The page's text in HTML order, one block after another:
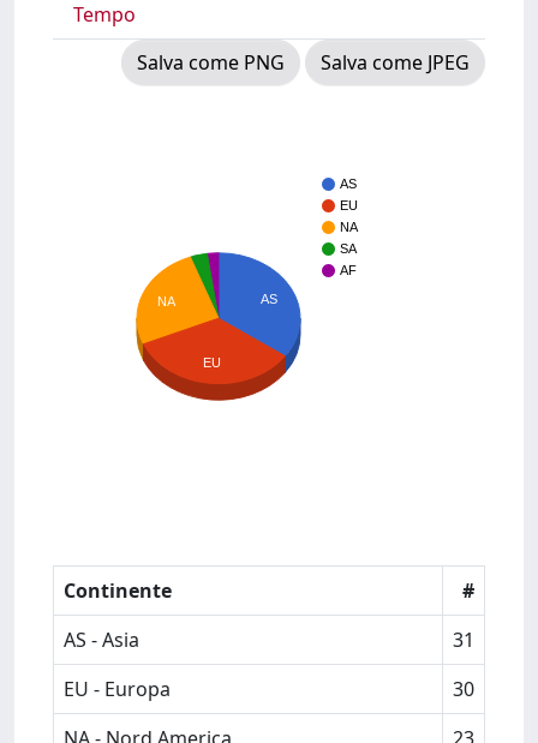
Tempo
Salva come PNG
Salva come JPEG
AS
EU
NA
SA
AF
AS
NA
EU
Continente
#
AS - Asia
31
EU - Europa
30